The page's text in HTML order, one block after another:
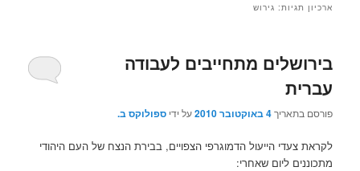
ארכיון תגיות: גירוש
בירושלים מתחייבים לעבודה
עברית
פורסם בתאריך4 באוקטובר 2010 על ידיספולוקס ב.
לקראת צעדי הייעול הדמוגרפי הצפויים, בבירת הנצח של העם היהודי
מתכוננים ליום שאחרי: